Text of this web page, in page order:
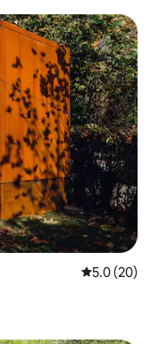
レビュー20
5.0 (20)